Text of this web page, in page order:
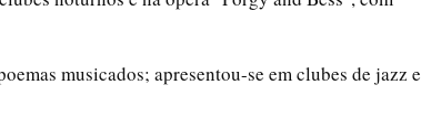
musicados; apresentou-se em clubes de jazz e